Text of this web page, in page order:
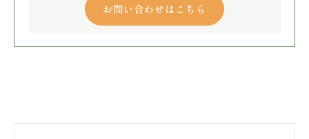
お問い合わせはこちら